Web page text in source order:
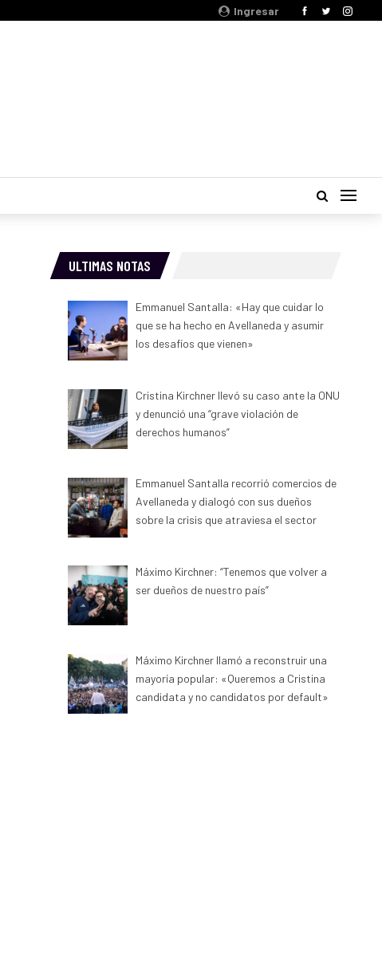
Ingresar
ULTIMAS NOTAS
Emmanuel Santalla: «Hay que cuidar lo
que se ha hecho en Avellaneda y asumir
los desafíos que vienen»
Cristina Kirchner llevó su caso ante la ONU
y denunció una “grave violación de
derechos humanos”
Emmanuel Santalla recorrió comercios de
Avellaneda y dialogó con sus dueños
sobre la crisis que atraviesa el sector
Máximo Kirchner: “Tenemos que volver a
ser dueños de nuestro país”
Máximo Kirchner llamó a reconstruir una
mayoría popular: «Queremos a Cristina
candidata y no candidatos por default»